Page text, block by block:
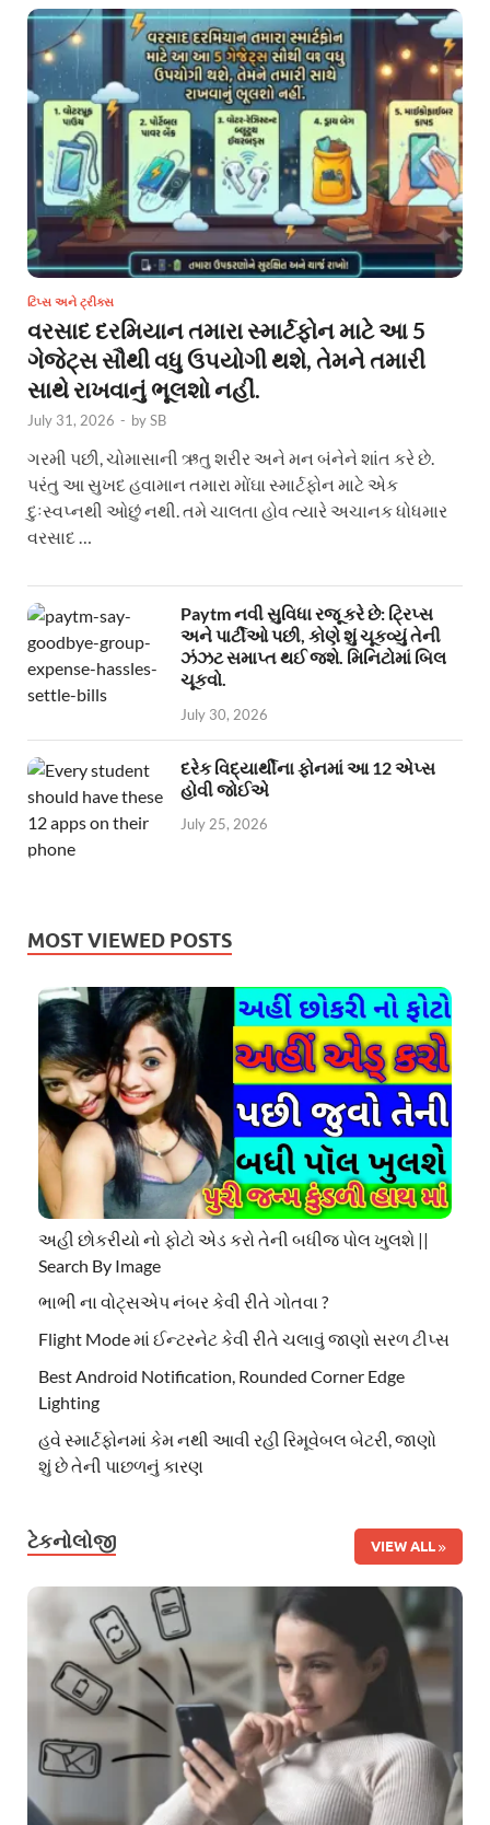
ટિપ્સ અને ટ્રીક્સ
વરસાદ દરમિયાન તમારા સ્માર્ટફોન માટે આ 5
ગેજેટ્સ સૌથી વધુ ઉપયોગી થશે, તેમને તમારી
સાથે રાખવાનું ભૂલશો નહીં.
July 31, 2026 - bySB
ગરમી પછી, ચોમાસાની ઋતુ શરીર અને મન બંનેને શાંત કરે છે.
પરંતુ આ સુખદ હવામાન તમારા મોંઘા સ્માર્ટફોન માટે એક
દુઃસ્વપ્નથી ઓછું નથી. તમે ચાલતા હોવ ત્યારે અચાનક ધોધમાર
વરસાદ …
Paytm નવી સુવિધા રજૂ કરે છે: ટ્રિપ્સ
અને પાર્ટીઓ પછી, કોણે શું ચૂકવ્યું તેની
ઝંઝટ સમાપ્ત થઈ જશે. મિનિટોમાં બિલ
ચૂકવો.
July 30, 2026
દરેક વિદ્યાર્થીના ફોનમાં આ 12 એપ્સ
હોવી જોઈએ
July 25, 2026
MOST VIEWED POSTS
અહી છોકરીયો નો ફોટો એડ કરો તેની બધીજ પોલ ખુલશે ||
Search By Image
ભાભી ના વોટ્સએપ નંબર કેવી રીતે ગોતવા ?
Flight Mode માં ઈન્ટરનેટ કેવી રીતે ચલાવું જાણો સરળ ટીપ્સ
Best Android Notification, Rounded Corner Edge
Lighting
હવે સ્માર્ટફોનમાં કેમ નથી આવી રહી રિમૂવેબલ બેટરી, જાણો
શું છે તેની પાછળનું કારણ
ટેકનોલોજી VIEW ALL